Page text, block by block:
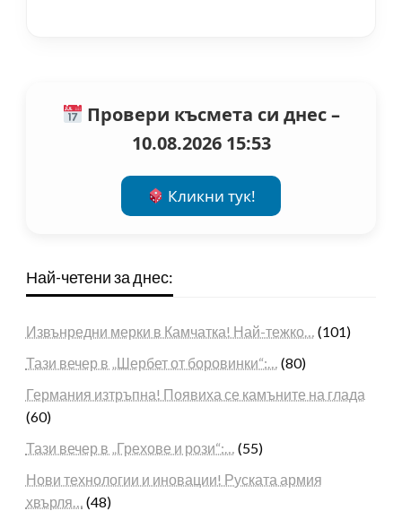
Провери късмета си днес –
10.08.2026 15:53
Кликни тук!
Най-четени за днес:
Извънредни мерки в Камчатка! Най-тежко… (101)
Тази вечер в „Шербет от боровинки“:… (80)
Германия изтръпна! Появиха се камъните на глада
(60)
Тази вечер в „Грехове и рози“:… (55)
Нови технологии и иновации! Руската армия
хвърля… (48)